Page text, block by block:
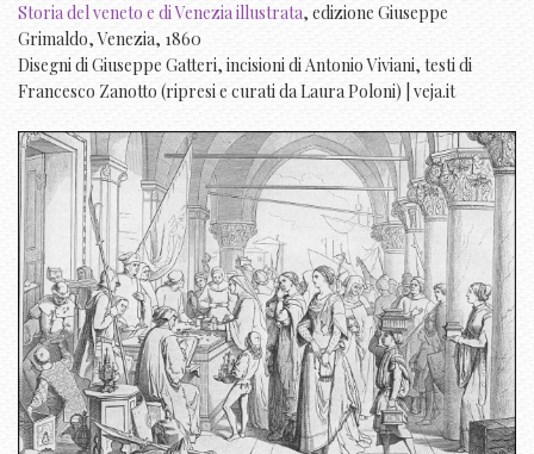
Storia del veneto e di Venezia illustrata, edizione Giuseppe
Grimaldo, Venezia, 1860
Disegni di Giuseppe Gatteri, incisioni di Antonio Viviani, testi di
Francesco Zanotto (ripresi e curati da Laura Poloni) | veja.it